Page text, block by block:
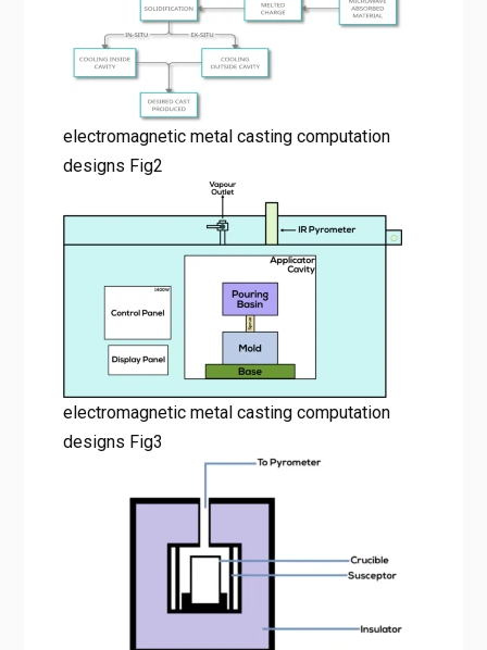
electromagnetic metal casting computation
designs Fig2
electromagnetic metal casting computation
designs Fig3